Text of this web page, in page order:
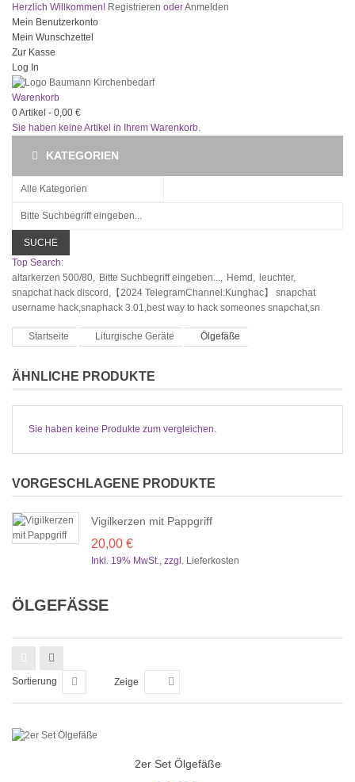
Herzlich Willkommen! Registrieren oderAnmelden
Mein Benutzerkonto
Mein Wunschzettel
Zur Kasse
Log In
Warenkorb
0Artikel - 0,00 €
Sie haben keine Artikel in Ihrem Warenkorb.
KATEGORIEN
SUCHE
Top Search:
altarkerzen 500/80, Bitte Suchbegriff eingeben..., Hemd, leuchter,
snapchat hack discord,【2024 TelegramChannel:Kunghac】 snapchat
username hack,snaphack 3.01,best way to hack someones snapchat,sn
Startseite Liturgische Geräte Ölgefäße
ÄHNLICHE PRODUKTE
Sie haben keine Produkte zum vergleichen.
VORGESCHLAGENE PRODUKTE
Vigilkerzen mit Pappgriff
20,00 €
Inkl. 19% MwSt., zzgl. Lieferkosten
ÖLGEFÄSSE
Sortierung Zeige
2er Set Ölgefäße